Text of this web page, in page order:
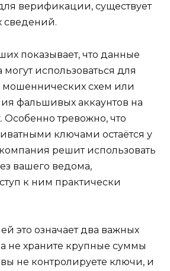
верификации, существует
сведений.
показывает, что данные
использоваться для
мошеннических схем или
фальшивых аккаунтов на
Особенно тревожно, что
ключами остаётся у
решит использовать
вашего ведома,
к ним практически
это означает два важных
не храните крупные суммы
вы не контролируете ключи, и